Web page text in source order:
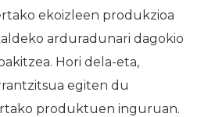
ekoizleen produkzioa
arduradunari dagokio
Hori dela-eta,
egiten du
produktuen inguruan.